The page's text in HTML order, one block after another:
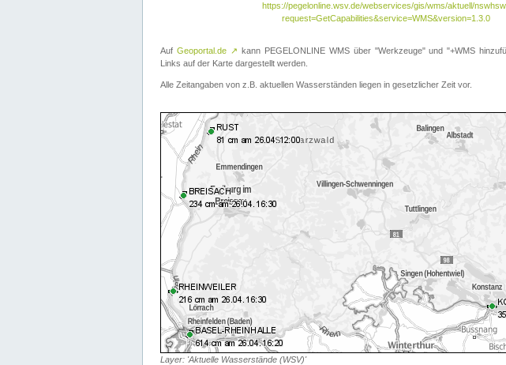
https://pegelonline.wsv.de/webservices/gis/wms/aktuell/
request=GetCapabilities&service=WMS&version=1.3.0
Auf Geoportal.de ↗ kann PEGELONLINE WMS über "Werkzeuge" und "+WMS
Links auf der Karte dargestellt werden.
Alle Zeitangaben von z.B. aktuellen Wasserständen liegen in gesetzlicher Zeit vor.
Layer: 'Aktuelle Wasserstände (WSV)'